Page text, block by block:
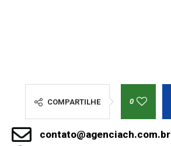
COMPARTILHE 0
contato@agenciach.com.br